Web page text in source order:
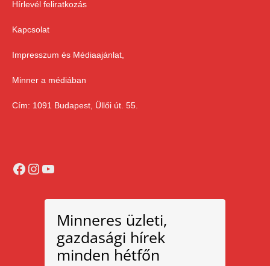
Hírlevél feliratkozás
Kapcsolat
Impresszum és Médiaajánlat,
Minner a médiában
Cím: 1091 Budapest, Üllői út. 55.
Facebook
Instagram
YouTube
Minneres üzleti,
gazdasági hírek
minden hétfőn